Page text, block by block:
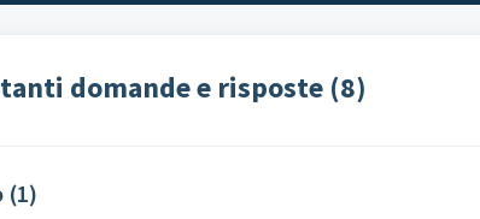
domande e risposte (8)
(1)